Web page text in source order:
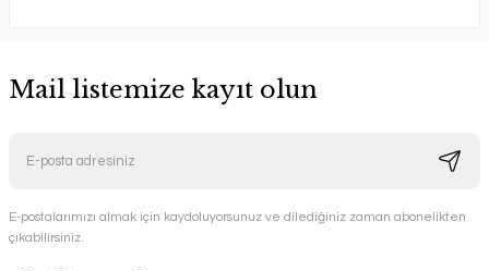
Mail listemize kayıt olun
E-postalarımızı almak için kaydoluyorsunuz ve dilediğiniz zaman abonelikten
çıkabilirsiniz.